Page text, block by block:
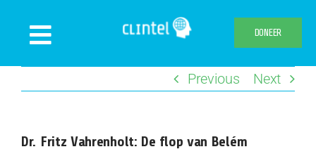
Toggle
Navigation
Publicaties
DONEER
Previous Next
Dr. Fritz Vahrenholt: De flop van Belém